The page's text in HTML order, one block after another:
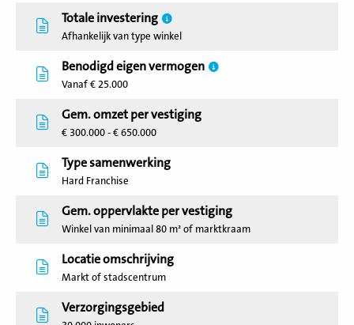
Totale investering
Afhankelijk van type winkel
Benodigd eigen vermogen
Vanaf € 25.000
Gem. omzet per vestiging
€ 300.000 - € 650.000
Type samenwerking
Hard Franchise
Gem. oppervlakte per vestiging
Winkel van minimaal 80 m² of marktkraam
Locatie omschrijving
Markt of stadscentrum
Verzorgingsgebied